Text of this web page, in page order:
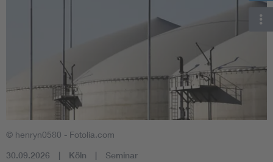
Health
Mobility
© henryn0580 - Fotolia.com
30.09.2026 Köln Seminar